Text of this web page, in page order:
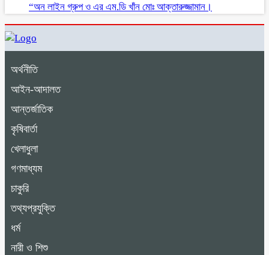
“অন লাইন গ্রুপ ও এর এম.ডি খাঁন মোঃ আক্তারুজ্জামান।
অর্থনীতি
আইন-আদালত
আন্তর্জাতিক
কৃষিবার্তা
খেলাধুলা
গণমাধ্যম
চাকুরি
তথ্যপ্রযুক্তি
ধর্ম
নারী ও শিশু